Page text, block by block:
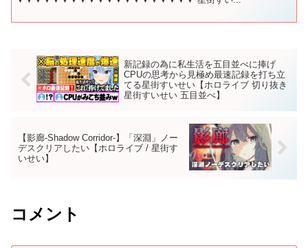
新記録の為に私生活を五目並べに捧げ
CPUの思考から見極め最速記録を打ち立
てる星街すいせい【ホロライブ 切り抜き
星街すいせい 五目並べ】
【影廊-Shadow Corridor-】「深淵」ノー
デスクリアしたい【ホロライブ / 星街す
いせい】
コメント